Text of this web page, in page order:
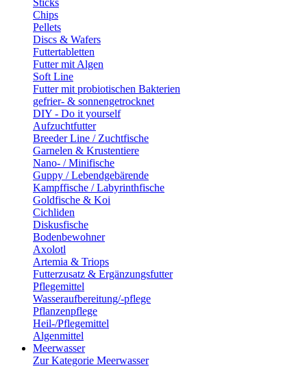
Sticks
Chips
Pellets
Discs & Wafers
Futtertabletten
Futter mit Algen
Soft Line
Futter mit probiotischen Bakterien
gefrier- & sonnengetrocknet
DIY - Do it yourself
Aufzuchtfutter
Breeder Line / Zuchtfische
Garnelen & Krustentiere
Nano- / Minifische
Guppy / Lebendgebärende
Kampffische / Labyrinthfische
Goldfische & Koi
Cichliden
Diskusfische
Bodenbewohner
Axolotl
Artemia & Triops
Futterzusatz & Ergänzungsfutter
Pflegemittel
Wasseraufbereitung/-pflege
Pflanzenpflege
Heil-/Pflegemittel
Algenmittel
Meerwasser
Zur Kategorie Meerwasser